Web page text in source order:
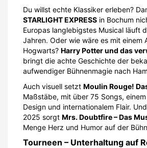
Du willst echte Klassiker erleben?
STARLIGHT EXPRESS in Bochum
Europas langlebigstes Musical läuft
Jahren. Oder wie wäre es mit einem
Hogwarts? Harry Potter und das
bringt die achte Geschichte der
aufwendiger Bühnenmagie nach
Auch visuell setzt Moulin Rouge!
Maßstäbe, mit über 75 Songs,
Design und internationalem Flair.
2025 sorgt Mrs. Doubtfire – Das
Menge Herz und Humor auf der
Tourneen – Unterhaltung auf